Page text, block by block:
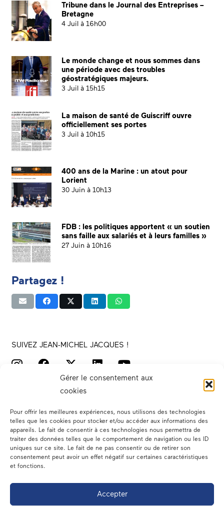
Gérer le consentement aux
cookies
Pour offrir les meilleures expériences, nous utilisons des technologies
telles que les cookies pour stocker et/ou accéder aux informations des
appareils. Le fait de consentir à ces technologies nous permettra de
traiter des données telles que le comportement de navigation ou les ID
uniques sur ce site. Le fait de ne pas consentir ou de retirer son
consentement peut avoir un effet négatif sur certaines caractéristiques
et fonctions.
Accepter
Tribune dans le Journal des Entreprises –
Bretagne
4 Juil à 16h00
Le monde change et nous sommes dans
une période avec des troubles
géostratégiques majeurs.
3 Juil à 15h15
La maison de santé de Guiscriff ouvre
officiellement ses portes
3 Juil à 10h15
400 ans de la Marine : un atout pour
Lorient
30 Juin à 10h13
FDB : les politiques apportent « un soutien
sans faille aux salariés et à leurs familles »
27 Juin à 10h16
Partagez !
SUIVEZ JEAN-MICHEL JACQUES !
Votre député
Dans les médias